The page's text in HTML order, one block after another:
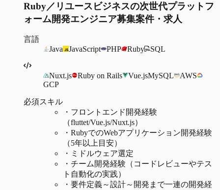
Ruby／リユースビジネスの次世代プラットフ
ォーム開発エンジニア募集案件・求人
言語
Java
JavaScript PHP Ruby SQL
Nuxt.js Ruby on Rails Vue.jsMySQL
AWS
GCP
必須スキル
・ フロントエンド開発経験
（fluttet/Vue.js/Nuxt.js）
・ RubyでのWebアプリケーション開発経験
（5年以上目安）
・ ミドルウェア選定
・ チーム開発経験（コードレビューやテス
ト自動化の実践）
・ 要件定義～設計～開発まで一連の開発経